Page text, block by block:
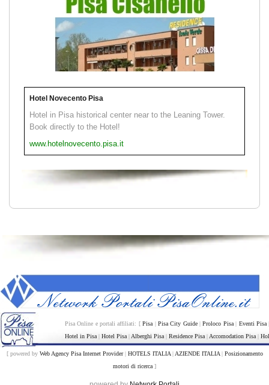
Hotel Novecento Pisa
Hotel in Pisa historical center near to the Leaning Tower.
Book directly to the Hotel!
www.hotelnovecento.pisa.it
Pisa Online e portali affiliati: [Pisa | Pisa City Guide|Proloco Pisa| Eventi Pisa
Hotel in Pisa | Hotel Pisa | Alberghi Pisa | Residence Pisa | Accomodation Pisa |
[ powered by Web Agency Pisa Internet Provider| HOTELS ITALIA| AZIENDE ITALIA| Posizionamento
motori di ricerca ]